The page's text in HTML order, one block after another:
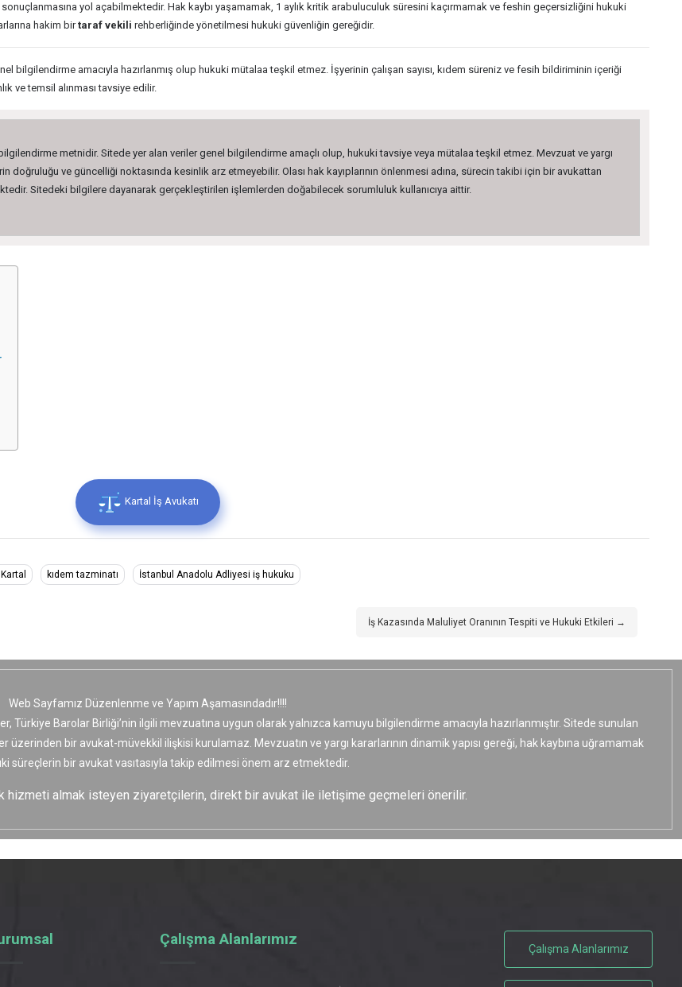
yol açabilmektedir. Hak kaybı yaşamamak, 1 aylık kritik arabuluculuk süresini kaçırmamak ve feshin geçersizliğini hukuki
hakim birtaraf vekili rehberliğinde yönetilmesi hukuki güvenliğin gereğidir.
bilgilendirme amacıyla hazırlanmış olup hukuki mütalaa teşkil etmez. İşyerinin çalışan sayısı, kıdem süreniz ve fesih bildiriminin içeriği
ve temsil alınması tavsiye edilir.
metnidir. Sitede yer alan veriler genel bilgilendirme amaçlı olup, hukuki tavsiye veya mütalaa teşkil etmez. Mevzuat ve yargı
ve güncelliği noktasında kesinlik arz etmeyebilir. Olası hak kayıplarının önlenmesi adına, sürecin takibi için bir avukattan
Sitedeki bilgilere dayanarak gerçekleştirilen işlemlerden doğabilecek sorumluluk kullanıcıya aittir.
Kartal İş Avukatı
kıdem tazminatı İstanbul Anadolu Adliyesi iş hukuku
İş Kazasında Maluliyet Oranının Tespiti ve Hukuki Etkileri →
Web Sayfamız Düzenlenme ve Yapım Aşamasındadır!!!!
Türkiye Barolar Birliği’nin ilgili mevzuatına uygun olarak yalnızca kamuyu bilgilendirme amacıyla hazırlanmıştır. Sitede sunulan
bir avukat-müvekkil ilişkisi kurulamaz. Mevzuatın ve yargı kararlarının dinamik yapısı gereği, hak kaybına uğramamak
süreçlerin bir avukat vasıtasıyla takip edilmesi önem arz etmektedir.
hizmeti almak isteyen ziyaretçilerin, direkt bir avukat ile iletişime geçmeleri önerilir.
Çalışma Alanlarımız
Çalışma Alanlarımız